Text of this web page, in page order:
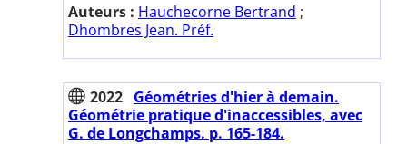
Auteurs : Hauchecorne Bertrand ;
Dhombres Jean. Préf.
2022 Géométries d'hier à demain.
Géométrie pratique d'inaccessibles, avec
G. de Longchamps. p. 165-184.